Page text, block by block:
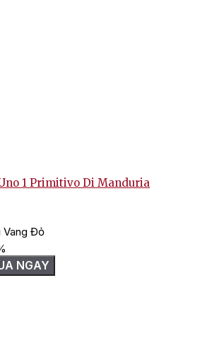
1 Primitivo Di Manduria
Vang Đỏ
NGAY